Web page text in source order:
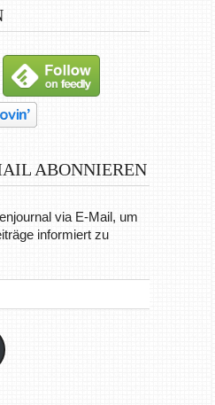
ABONNIEREN
via E-Mail, um
informiert zu